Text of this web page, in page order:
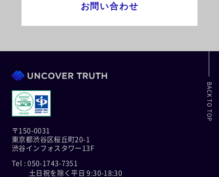
お問い合わせ
〒150-0031
東京都渋谷区桜丘町20-1
渋谷インフォスタワー13F
Tel : 050-1743-7351
土日祝を除く平日 9:30-18:30
BACK TO TOP